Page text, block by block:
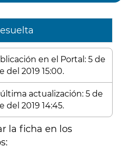
en el Portal: 5 de
del 2019 15:00.
actualización: 5 de
del 2019 14:45.
la ficha en los